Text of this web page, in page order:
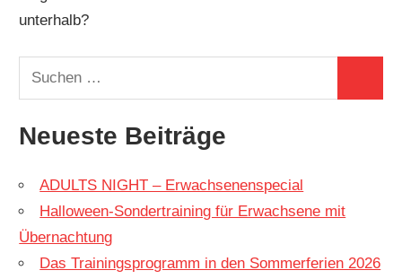
unterhalb?
Suchen
nach:
Neueste Beiträge
ADULTS NIGHT – Erwachsenenspecial
Halloween-Sondertraining für Erwachsene mit
Übernachtung
Das Trainingsprogramm in den Sommerferien 2026